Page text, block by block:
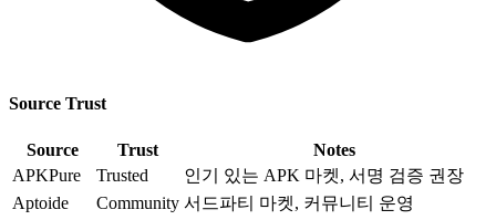
Source Trust
Source Trust
Notes
APKPure
Trusted
인기 있는 APK 마켓, 서명 검증 권장
Aptoide
Community 서드파티 마켓, 커뮤니티 운영